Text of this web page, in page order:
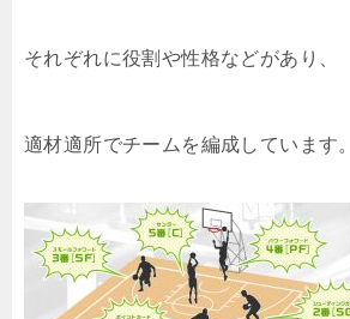
それぞれに役割や性格などがあり、
適材適所でチームを編成しています。